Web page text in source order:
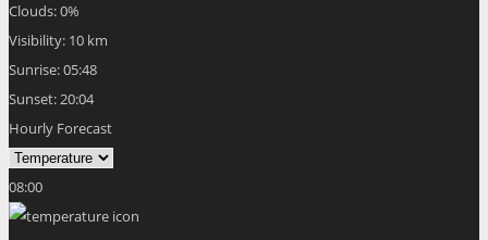
Clouds:0%
Visibility: 10 km
Sunrise:05:48
Sunset:20:04
Hourly Forecast
08:00